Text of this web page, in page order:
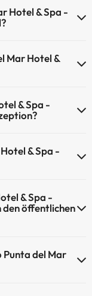
Hotel & Spa -
über das
Mar Hotel &
sein):
& Spa -
& Spa -
& Spa -
den öffentlichen
Punta del Mar